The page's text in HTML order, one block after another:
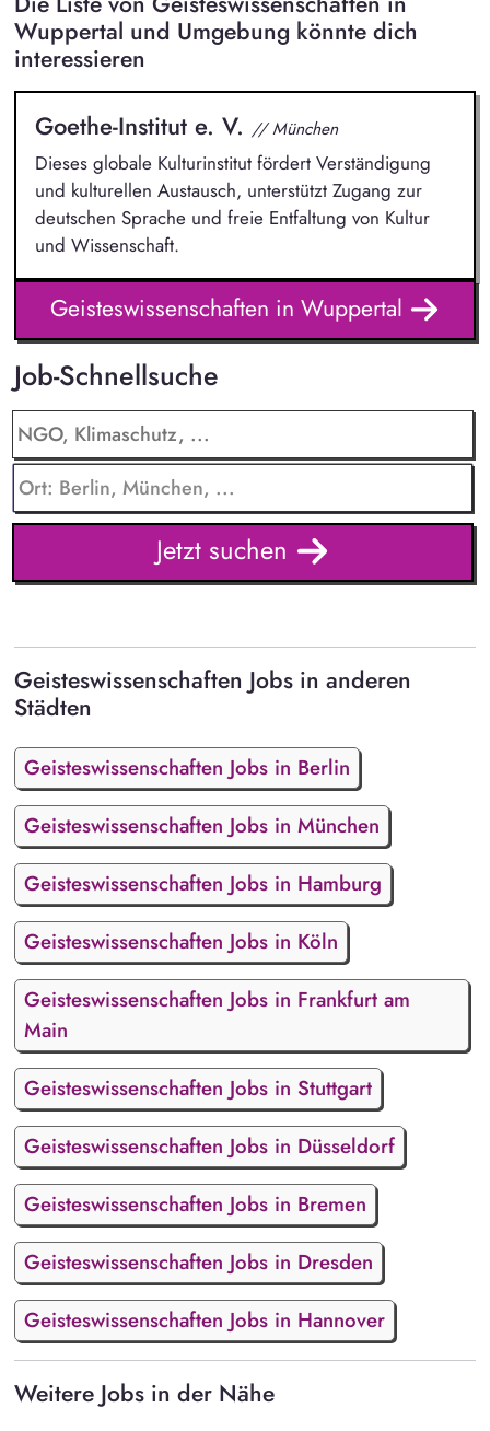
Wuppertal und Umgebung könnte dich
interessieren
Goethe-Institut e. V. // München
Dieses globale Kulturinstitut fördert Verständigung
und kulturellen Austausch, unterstützt Zugang zur
deutschen Sprache und freie Entfaltung von Kultur
und Wissenschaft.
Geisteswissenschaften in Wuppertal
Job-Schnellsuche
Jetzt suchen
Geisteswissenschaften Jobs in anderen
Städten
Geisteswissenschaften Jobs in Berlin
Geisteswissenschaften Jobs in München
Geisteswissenschaften Jobs in Hamburg
Geisteswissenschaften Jobs in Köln
Geisteswissenschaften Jobs in Frankfurt am
Main
Geisteswissenschaften Jobs in Stuttgart
Geisteswissenschaften Jobs in Düsseldorf
Geisteswissenschaften Jobs in Bremen
Geisteswissenschaften Jobs in Dresden
Geisteswissenschaften Jobs in Hannover
Weitere Jobs in der Nähe